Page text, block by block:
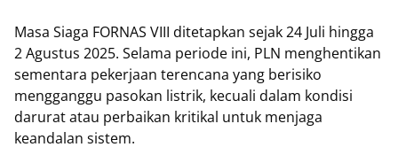
Masa Siaga FORNAS VIII ditetapkan sejak 24 Juli hingga
2 Agustus 2025. Selama periode ini, PLN menghentikan
sementara pekerjaan terencana yang berisiko
mengganggu pasokan listrik, kecuali dalam kondisi
darurat atau perbaikan kritikal untuk menjaga
keandalan sistem.